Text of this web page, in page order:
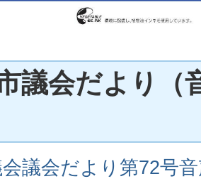
議会だより（
議会だより第72号